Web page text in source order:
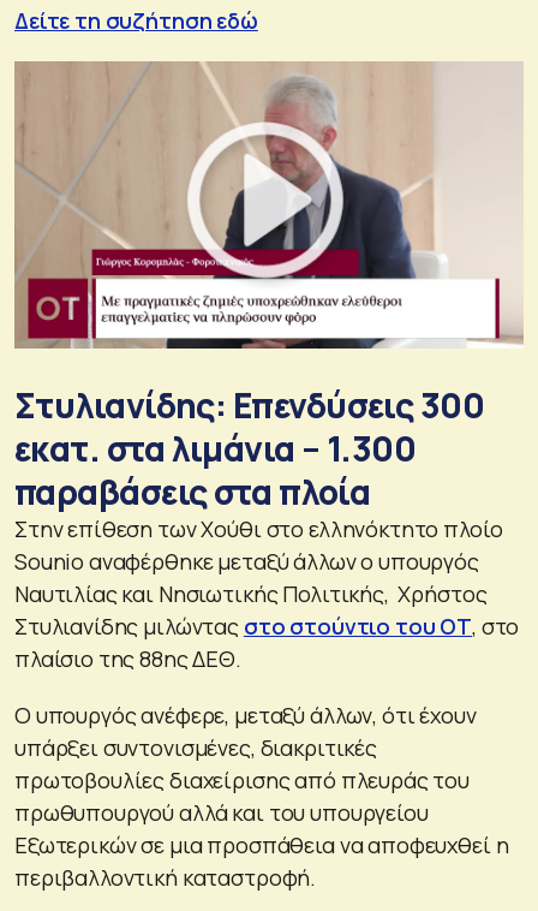
Δείτε τη συζήτηση εδώ
Στυλιανίδης: Επενδύσεις 300
εκατ. στα λιμάνια – 1.300
παραβάσεις στα πλοία
Στην επίθεση των Χούθι στο ελληνόκτητο πλοίο
Sounio αναφέρθηκε μεταξύ άλλων ο υπουργός
Ναυτιλίας και Νησιωτικής Πολιτικής, Χρήστος
Στυλιανίδης μιλώντας στο στούντιο του ΟΤ, στο
πλαίσιο της 88ης ΔΕΘ.
Ο υπουργός ανέφερε, μεταξύ άλλων, ότι έχουν
υπάρξει συντονισμένες, διακριτικές
πρωτοβουλίες διαχείρισης από πλευράς του
πρωθυπουργού αλλά και του υπουργείου
Εξωτερικών σε μια προσπάθεια να αποφευχθεί η
περιβαλλοντική καταστροφή.